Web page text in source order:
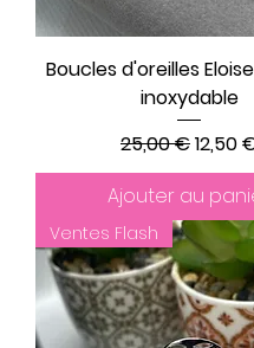
Boucles d'oreilles
inoxydable
Prix original
25,00 €Prix
12,50
Ajouter au
Ventes Flash